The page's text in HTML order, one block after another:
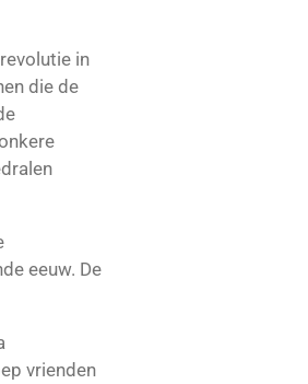
in
die de
eeuw. De
vrienden